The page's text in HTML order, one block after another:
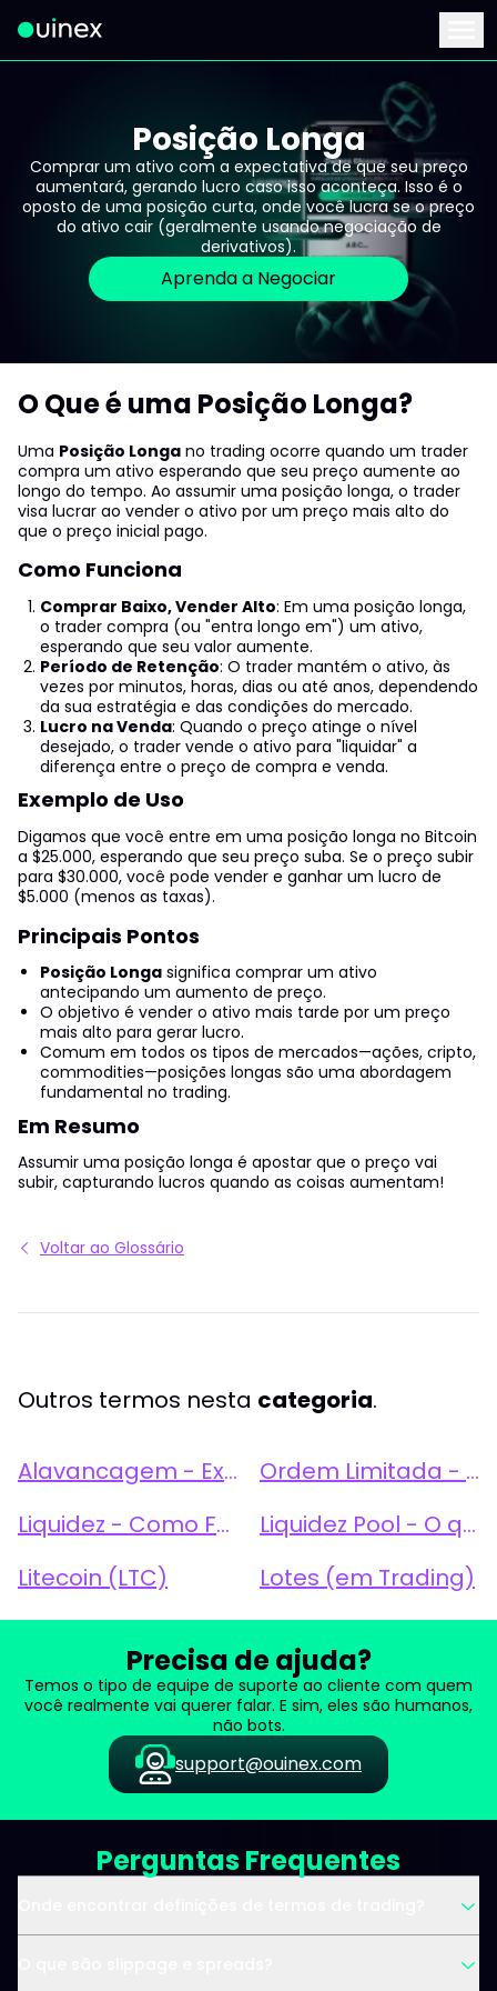
Este é o logo e ao clicar redireciona para a página inicial
Posição Longa
Comprar um ativo com a expectativa de que seu preço
aumentará, gerando lucro caso isso aconteça. Isso é o
oposto de uma posição curta, onde você lucra se o preço
do ativo cair (geralmente usando negociação de
derivativos).
Aprenda a Negociar
O Que é uma Posição Longa?
Uma Posição Longa no trading ocorre quando um trader
compra um ativo esperando que seu preço aumente ao
longo do tempo. Ao assumir uma posição longa, o trader
visa lucrar ao vender o ativo por um preço mais alto do
que o preço inicial pago.
Como Funciona
Comprar Baixo, Vender Alto: Em uma posição longa,
o trader compra (ou "entra longo em") um ativo,
esperando que seu valor aumente.
Período de Retenção: O trader mantém o ativo, às
vezes por minutos, horas, dias ou até anos, dependendo
da sua estratégia e das condições do mercado.
Lucro na Venda: Quando o preço atinge o nível
desejado, o trader vende o ativo para "liquidar" a
diferença entre o preço de compra e venda.
Exemplo de Uso
Digamos que você entre em uma posição longa no Bitcoin
a $25.000, esperando que seu preço suba. Se o preço subir
para $30.000, você pode vender e ganhar um lucro de
$5.000 (menos as taxas).
Principais Pontos
Posição Longa significa comprar um ativo
antecipando um aumento de preço.
O objetivo é vender o ativo mais tarde por um preço
mais alto para gerar lucro.
Comum em todos os tipos de mercados—ações, cripto,
commodities—posições longas são uma abordagem
fundamental no trading.
Em Resumo
Assumir uma posição longa é apostar que o preço vai
subir, capturando lucros quando as coisas aumentam!
Voltar ao Glossário
Outros termos nesta categoria.
Alavancagem - Explicação e Exemplificação
Ordem Limitada - O que é e Como Funciona
Liquidez - Como Funciona
Liquidez Pool - O que é e Como Funciona
Litecoin (LTC)
Lotes (em Trading)
Precisa de ajuda?
Temos o tipo de equipe de suporte ao cliente com quem
você realmente vai querer falar. E sim, eles são humanos,
não bots.
support@ouinex.com
Perguntas Frequentes